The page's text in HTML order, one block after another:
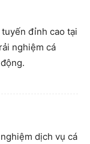
đỉnh cao tại
nghiệm cá
dịch vụ cá